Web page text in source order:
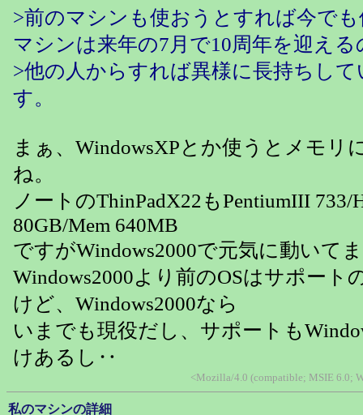
>前のマシンも使おうとすれば今で
マシンは来年の7月で10周年を迎える
>他の人からすれば異様に長持ちし
す。
まぁ、WindowsXPとか使うとメモリ
ね。
ノートのThinPadX22もPentiumIII
80GB/Mem 640MB
ですがWindows2000で元気に動いて
Windows2000より前のOSはサポート
けど、Windows2000なら
いまでも現役だし、サポートも
けあるし‥
<Mozilla/4.0 (compatible; MSIE 6.0;
私のマシンの詳細